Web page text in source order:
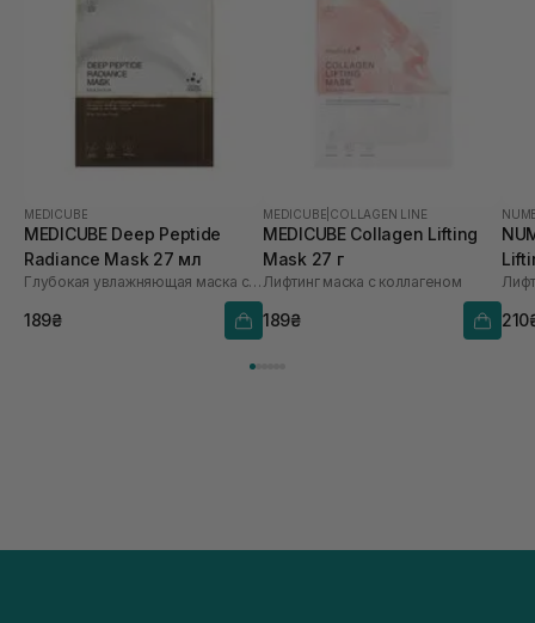
З мінусів трохи залишає липку сироватку, яка не
кремом.
MEDICUBE
MEDICUBE Deep Peptide
Radiance Mask 27 мл
Глубокая увлажняющая маска с пептидами
189₴
MEDICUBE COLLAGEN LINE
MEDICUBE Collagen Lifting
Mask 27 г
Лифтинг маска с коллагеном
189₴
1 шт